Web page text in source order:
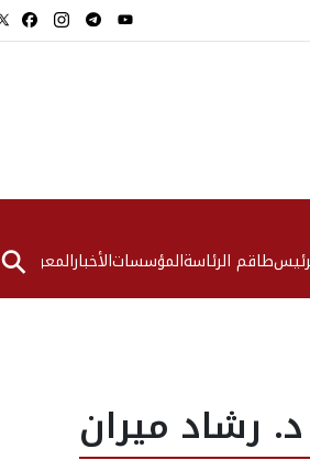
طاقم الرئاسةالمؤسساتالأخبارالمعرض⚲
رشاد ميران